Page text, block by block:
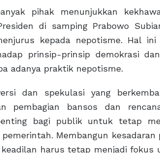
pihak menunjukkan
di samping Prabowo
kepada nepotisme. Hal ini
prinsip-prinsip demokrasi
adanya praktik nepotisme.
dan spekulasi yang
pembagian bansos dan
bagi publik untuk tetap
Membangun
harus tetap menjadi fokus